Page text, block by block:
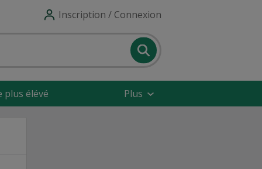
Inscription / Connexion
plus élévé Plus